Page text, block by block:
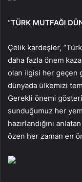
“TÜRK MUTFAĞI
Çelik kardeşler,
daha fazla önem
olan ilgisi her geçen
dünyada ülkemizi
Gerekli önemi
sunduğumuz her
hazırlandığını
özen her zaman en